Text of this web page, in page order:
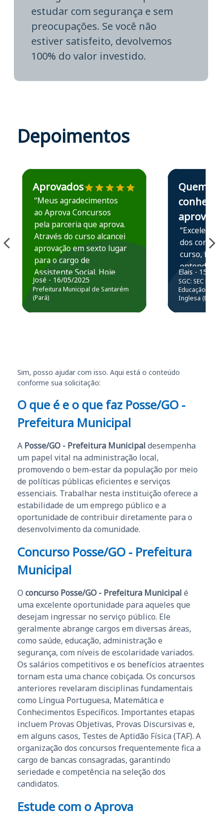
estudar com segurança e sem
preocupações. Se você não
estiver satisfeito, devolvemos
100% do valor investido.
Depoimentos
Estudante José recomenda o Aprova Concursos em
Aprovados
“Meus agradecimentos
ao Aprova Concursos
pela parceria que aprova.
Através do curso alcancei
aprovação em sexto lugar
para o cargo de
Assistente Social. Hoje
estou atuando na
Prefeitura de Santarém.
José - 16/05/2025
Prefeitura Municipal de Santarém
(Pará)
Estudante Elais
Quem
conhece,
aprova
“Excelente
dos
curso,
entender e
prática
resolução
questões.”
Elais - 15/07/
SGC: SEC BA
Educação
Inglesa (Edital
Sim, posso ajudar com isso. Aqui está o conteúdo
conforme sua solicitação:
O que é e o que faz Posse/GO -
Prefeitura Municipal
A Posse/GO - Prefeitura Municipal desempenha
um papel vital na administração local,
promovendo o bem-estar da população por meio
de políticas públicas eficientes e serviços
essenciais. Trabalhar nesta instituição oferece a
estabilidade de um emprego público e a
oportunidade de contribuir diretamente para o
desenvolvimento da comunidade.
Concurso Posse/GO - Prefeitura
Municipal
O concurso Posse/GO - Prefeitura Municipal é
uma excelente oportunidade para aqueles que
desejam ingressar no serviço público. Ele
geralmente abrange cargos em diversas áreas,
como saúde, educação, administração e
segurança, com níveis de escolaridade variados.
Os salários competitivos e os benefícios atraentes
tornam esta uma chance cobiçada. Os concursos
anteriores revelaram disciplinas fundamentais
como Língua Portuguesa, Matemática e
Conhecimentos Específicos. Importantes etapas
incluem Provas Objetivas, Provas Discursivas e,
em alguns casos, Testes de Aptidão Física (TAF). A
organização dos concursos frequentemente fica a
cargo de bancas consagradas, garantindo
seriedade e competência na seleção dos
candidatos.
Estude com o Aprova